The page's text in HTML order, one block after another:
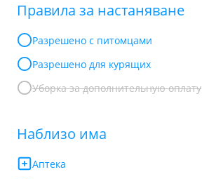
Правила за настаняване
Разрешено с питомцами
Разрешено для курящих
Уборка за дополнительную оплату
Наблизо има
Аптека